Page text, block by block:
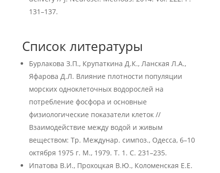
131–137.
Список литературы
Бурлакова З.П., Крупаткина Д.К., Ланская Л.А.,
Яфарова Д.Л. Влияние плотности популяции
морских одноклеточных водорослей на
потребление фосфора и основные
физиологические показатели клеток //
Взаимодействие между водой и живым
веществом: Тр. Междунар. симпоз., Одесса, 6–10
октября 1975 г. М., 1979. Т. 1. С. 231–235.
Ипатова В.И., Прохоцкая В.Ю., Коломенская Е.Е.